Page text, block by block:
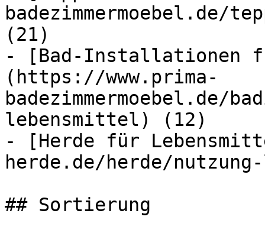
badezimmermoebel.de/
(21)
- [Bad-Installationen
(https://www.prima-
badezimmermoebel.de/
lebensmittel) (12)
- [Herde für
herde.de/herde/
## Sortierung